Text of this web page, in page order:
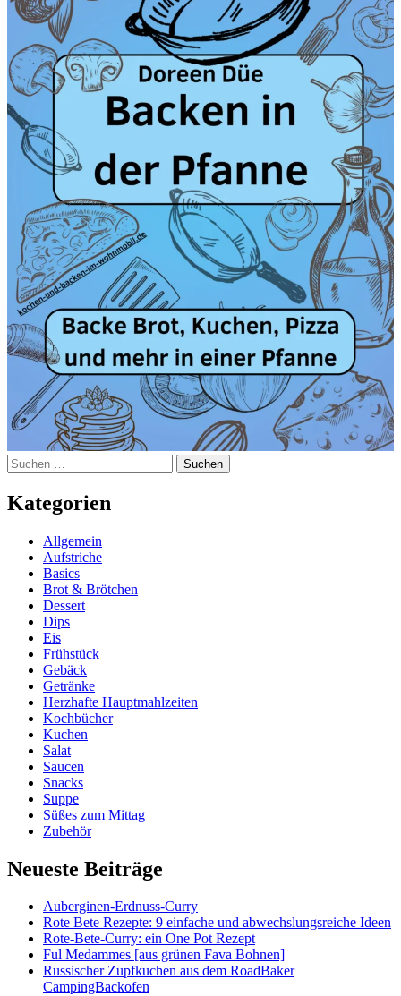
Suchen
nach:
Kategorien
Allgemein
Aufstriche
Basics
Brot & Brötchen
Dessert
Dips
Eis
Frühstück
Gebäck
Getränke
Herzhafte Hauptmahlzeiten
Kochbücher
Kuchen
Salat
Saucen
Snacks
Suppe
Süßes zum Mittag
Zubehör
Neueste Beiträge
Auberginen-Erdnuss-Curry
Rote Bete Rezepte: 9 einfache und abwechslungsreiche Ideen
Rote-Bete-Curry: ein One Pot Rezept
Ful Medammes [aus grünen Fava Bohnen]
Russischer Zupfkuchen aus dem RoadBaker
CampingBackofen